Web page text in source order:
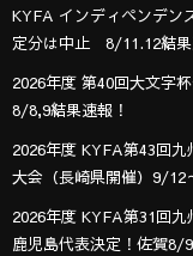
KYFA インディペンデン
定分は中止 8/11.12結果
2026年度 第40回大文字
8/8,9結果速報！
2026年度 KYFA第43回
大会（長崎県開催）9/12
2026年度 KYFA第31回九
鹿児島代表決定！佐賀8/